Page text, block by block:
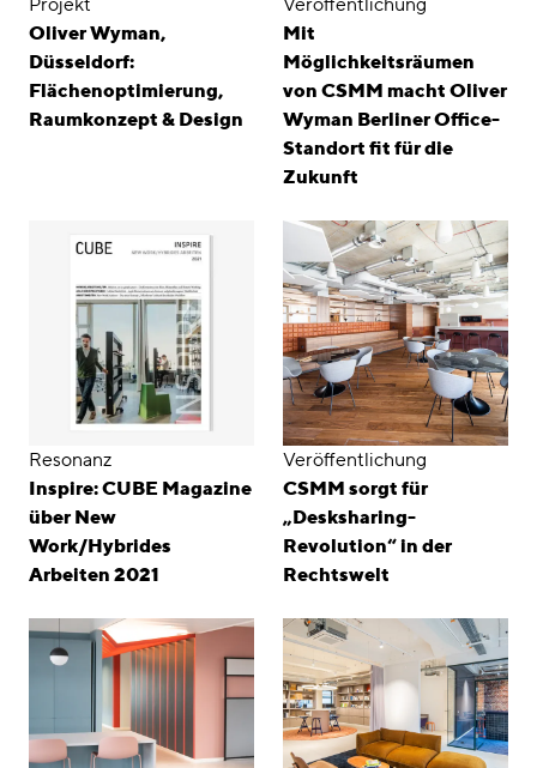
Oliver Wyman,
Düsseldorf:
Flächenoptimierung,
Raumkonzept & Design
Mit
Möglichkeitsräumen
von CSMM macht Oliver
Wyman Berliner Office-
Standort fit für die
Zukunft
Resonanz
Inspire: CUBE Magazine
über New
Work/Hybrides
Arbeiten 2021
Veröffentlichung
CSMM sorgt für
„Desksharing-
Revolution“ in der
Rechtswelt